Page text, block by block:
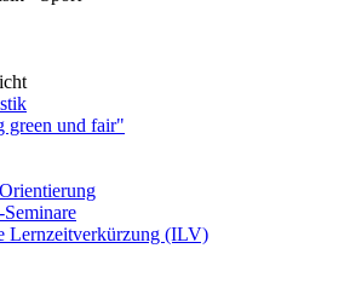
green und fair"
Lernzeitverkürzung (ILV)